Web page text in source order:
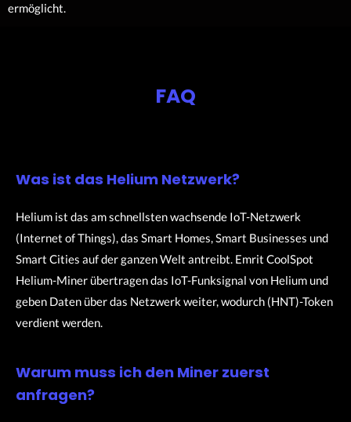
ermöglicht.
FAQ
Was ist das Helium Netzwerk?
Helium ist das am schnellsten wachsende IoT-Netzwerk
(Internet of Things), das Smart Homes, Smart Businesses und
Smart Cities auf der ganzen Welt antreibt. Emrit CoolSpot
Helium-Miner übertragen das IoT-Funksignal von Helium und
geben Daten über das Netzwerk weiter, wodurch (HNT)-Token
verdient werden.
Warum muss ich den Miner zuerst
anfragen?